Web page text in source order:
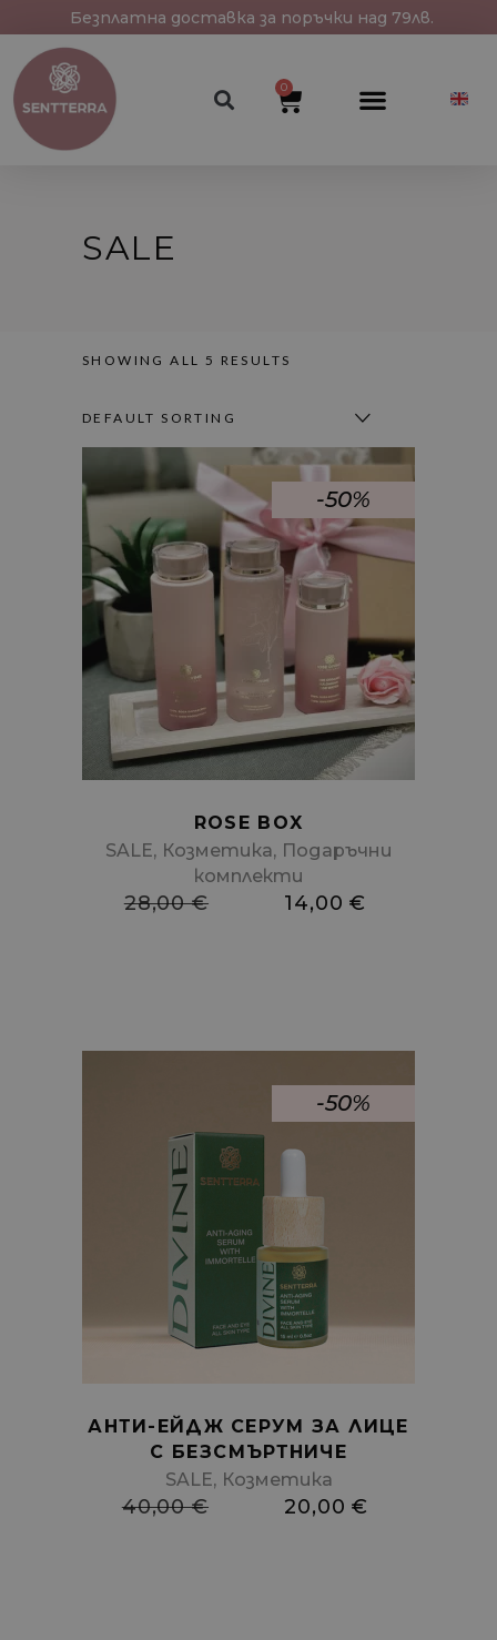
Безплатна доставка за поръчки над 79лв.
0
SALE
SHOWING ALL 5 RESULTS
DEFAULT SORTING
-50%
Add
ROSE BOX
SALE, Козметика, Подаръчни
комплекти
28,00€ 14,00€
-50%
Add
cart
АНТИ-ЕЙДЖ СЕРУМ ЗА ЛИЦЕ
С БЕЗСМЪРТНИЧЕ
SALE, Козметика
40,00€ 20,00€